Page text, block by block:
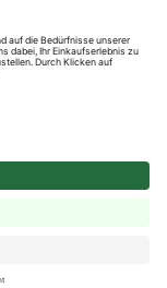
KG
2 Bewertungsplattformen
GmbH & Co. KG